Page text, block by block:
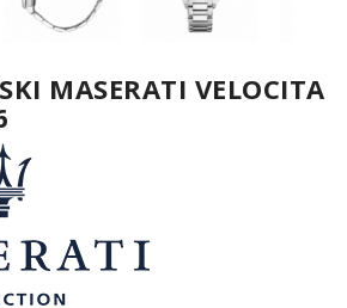
MASERATI VELOCITA